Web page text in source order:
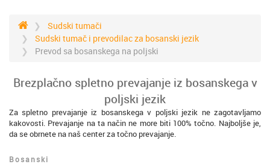
Sudski tumači
Sudski tumač i prevodilac za bosanski jezik
Prevod sa bosanskega na poljski
Brezplačno spletno prevajanje iz bosanskega v
poljski jezik
Za spletno prevajanje iz bosanskega v poljski jezik ne zagotavljamo
kakovosti. Prevajanje na ta način ne more biti 100% točno. Najboljše je,
da se obrnete na naš center za točno prevajanje.
Bosanski